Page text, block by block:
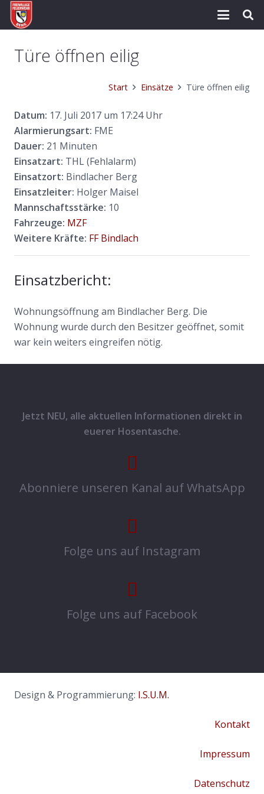
Türe öffnen eilig
Start Einsätze Türe öffnen eilig
Datum: 17. Juli 2017 um 17:24 Uhr
Alarmierungsart: FME
Dauer: 21 Minuten
Einsatzart: THL (Fehlalarm)
Einsatzort: Bindlacher Berg
Einsatzleiter: Holger Maisel
Mannschaftsstärke: 10
Fahrzeuge: MZF
Weitere Kräfte: FF Bindlach
Einsatzbericht:
Wohnungsöffnung am Bindlacher Berg. Die
Wohnung wurde durch den Besitzer geöffnet, somit
war kein weiters eingreifen nötig.
Jetzt NEU, alle aktuellen Informationen direkt in
euerer Hosentasche.
Abonniere unseren Kanal auf WhatsApp
Folge uns auf Instagram
Folge uns auf Facebook
Design & Programmierung: I.S.U.M.
Kontakt
Impressum
Datenschutz